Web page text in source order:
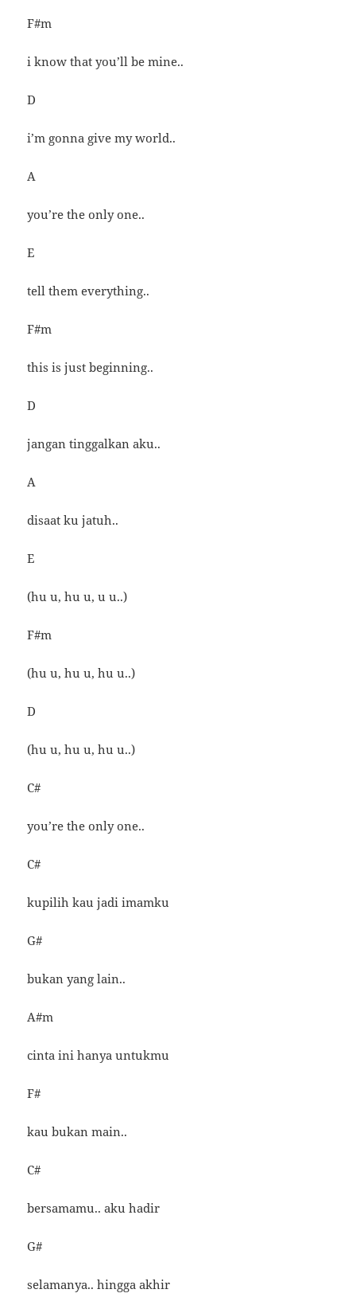
F#m
i know that you’ll be mine..
D
i’m gonna give my world..
A
you’re the only one..
E
tell them everything..
F#m
this is just beginning..
D
jangan tinggalkan aku..
A
disaat ku jatuh..
E
(hu u, hu u, u u..)
F#m
(hu u, hu u, hu u..)
D
(hu u, hu u, hu u..)
C#
you’re the only one..
C#
kupilih kau jadi imamku
G#
bukan yang lain..
A#m
cinta ini hanya untukmu
F#
kau bukan main..
C#
bersamamu.. aku hadir
G#
selamanya.. hingga akhir